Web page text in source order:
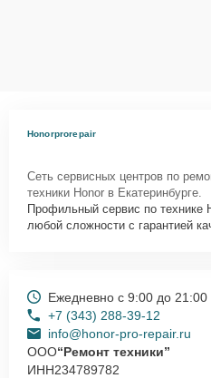
Honorprorepair
Сеть сервисных центров по
техники Honor в Екатеринбурге.
Профильный сервис по технике
любой сложности с гарантией
Ежедневно с 9:00 до 21:00
+7 (343) 288-39-12
info@honor-pro-repair.ru
ООО“Ремонт техники”
ИНН234789782